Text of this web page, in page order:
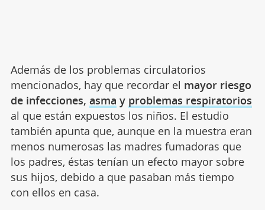
Además de los problemas circulatorios
mencionados, hay que recordar el mayor riesgo
de infecciones, asma y problemas respiratorios
al que están expuestos los niños. El estudio
también apunta que, aunque en la muestra eran
menos numerosas las madres fumadoras que
los padres, éstas tenían un efecto mayor sobre
sus hijos, debido a que pasaban más tiempo
con ellos en casa.